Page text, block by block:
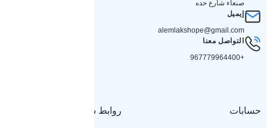
صنعاء شارع حده
إيميل
alemlakshope@gmail.com
التواصل معنا
+967779964400
حسابات روابط سريعة